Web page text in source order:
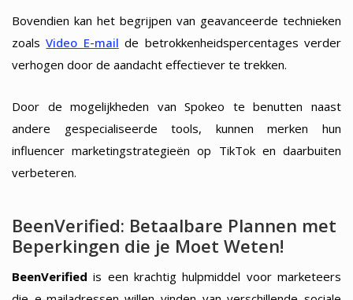
Bovendien kan het begrijpen van geavanceerde technieken
zoalsVideo E-mail de betrokkenheidspercentages verder
verhogen door de aandacht effectiever te trekken.
Door de mogelijkheden van Spokeo te benutten naast
andere gespecialiseerde tools, kunnen merken hun
influencer marketingstrategieën op TikTok en daarbuiten
verbeteren.
BeenVerified: Betaalbare Plannen met
Beperkingen die je Moet Weten!
BeenVerified is een krachtig hulpmiddel voor marketeers